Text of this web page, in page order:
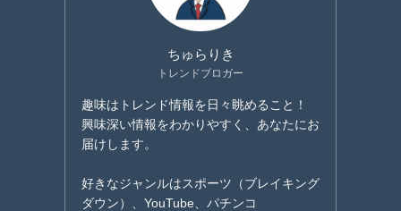
ちゅらりき
トレンドブロガー
趣味はトレンド情報を日々眺めること！
興味深い情報をわかりやすく、あなたにお
届けします。
好きなジャンルはスポーツ（ブレイキング
ダウン）、YouTube、パチンコ